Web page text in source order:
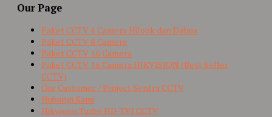
Our Page
Paket CCTV 4 Camera Hilook dan Dahua
Paket CCTV 8 Camera
Paket CCTV 16 Camera
Paket CCTV 16 Camera HIKVISION (Best Seller
CCTV)
Our Customer / Project Sentra CCTV
Hubungi Kami
Hikvision Turbo HD-TVI CCTV